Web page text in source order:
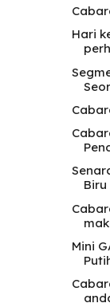
Hari
Biru
Mini